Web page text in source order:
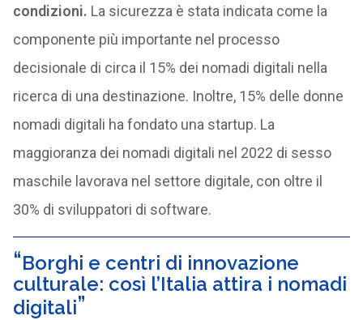
condizioni. La sicurezza è stata indicata come la
componente più importante nel processo
decisionale di circa il 15% dei nomadi digitali nella
ricerca di una destinazione. Inoltre, 15% delle donne
nomadi digitali ha fondato una startup. La
maggioranza dei nomadi digitali nel 2022 di sesso
maschile lavorava nel settore digitale, con oltre il
30% di sviluppatori di software.
Borghi e centri di innovazione
culturale: così l’Italia attira i nomadi
digitali